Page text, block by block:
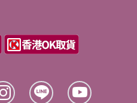
，能使用簡易的英文溝通；中
，可能不是很精確的用語，
優級程度則應具備接近已受高
，能在各場合做專業有效的溝